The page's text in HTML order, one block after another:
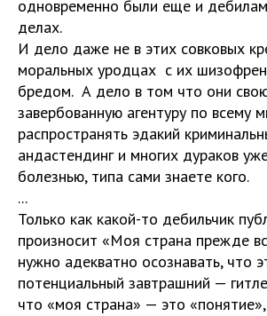
одновременно были еще и
делах.
И дело даже не в этих совковых
моральных уродцах с их
бредом. А дело в том что они
завербованную агентуру по всему
распространять эдакий
андастендинг и многих дураков
болезнью, типа сами знаете кого.
...
Только как какой-то дебильчик
произносит «Моя страна прежде
нужно адекватно осознавать, что
потенциальный завтрашний —
что «моя страна» — это